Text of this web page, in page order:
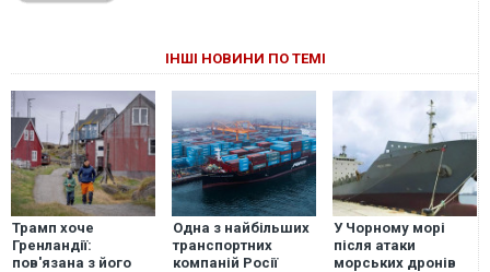
ІНШІ НОВИНИ ПО ТЕМІ
Трамп хоче
Гренландії:
пов'язана з його
Одна з найбільших
транспортних
компаній Росії
У Чорному морі
після атаки
морських дронів